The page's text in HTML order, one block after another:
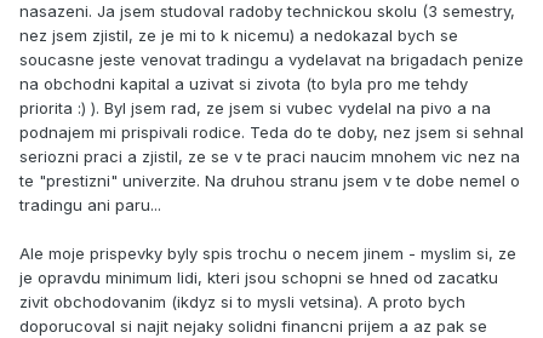
nasazeni. Ja jsem studoval radoby technickou skolu (3 semestry,
nez jsem zjistil, ze je mi to k nicemu) a nedokazal bych se
soucasne jeste venovat tradingu a vydelavat na brigadach penize
na obchodni kapital a uzivat si zivota (to byla pro me tehdy
priorita :) ). Byl jsem rad, ze jsem si vubec vydelal na pivo a na
podnajem mi prispivali rodice. Teda do te doby, nez jsem si sehnal
seriozni praci a zjistil, ze se v te praci naucim mnohem vic nez na
te "prestizni" univerzite. Na druhou stranu jsem v te dobe nemel o
tradingu ani paru...
Ale moje prispevky byly spis trochu o necem jinem - myslim si, ze
je opravdu minimum lidi, kteri jsou schopni se hned od zacatku
zivit obchodovanim (ikdyz si to mysli vetsina). A proto bych
doporucoval si najit nejaky solidni financni prijem a az pak se